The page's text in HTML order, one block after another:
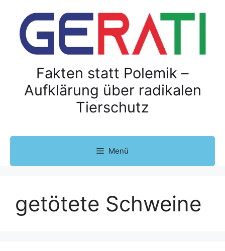
Fakten statt Polemik –
Aufklärung über radikalen
Tierschutz
Menü
getötete Schweine